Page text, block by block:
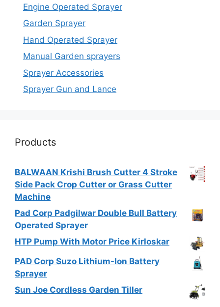
Engine Operated Sprayer
Garden Sprayer
Hand Operated Sprayer
Manual Garden sprayers
Sprayer Accessories
Sprayer Gun and Lance
Products
BALWAAN Krishi Brush Cutter 4 Stroke
Side Pack Crop Cutter or Grass Cutter
Machine
Pad Corp Padgilwar Double Bull Battery
Operated Sprayer
HTP Pump With Motor Price Kirloskar
PAD Corp Suzo Lithium-Ion Battery
Sprayer
Sun Joe Cordless Garden Tiller